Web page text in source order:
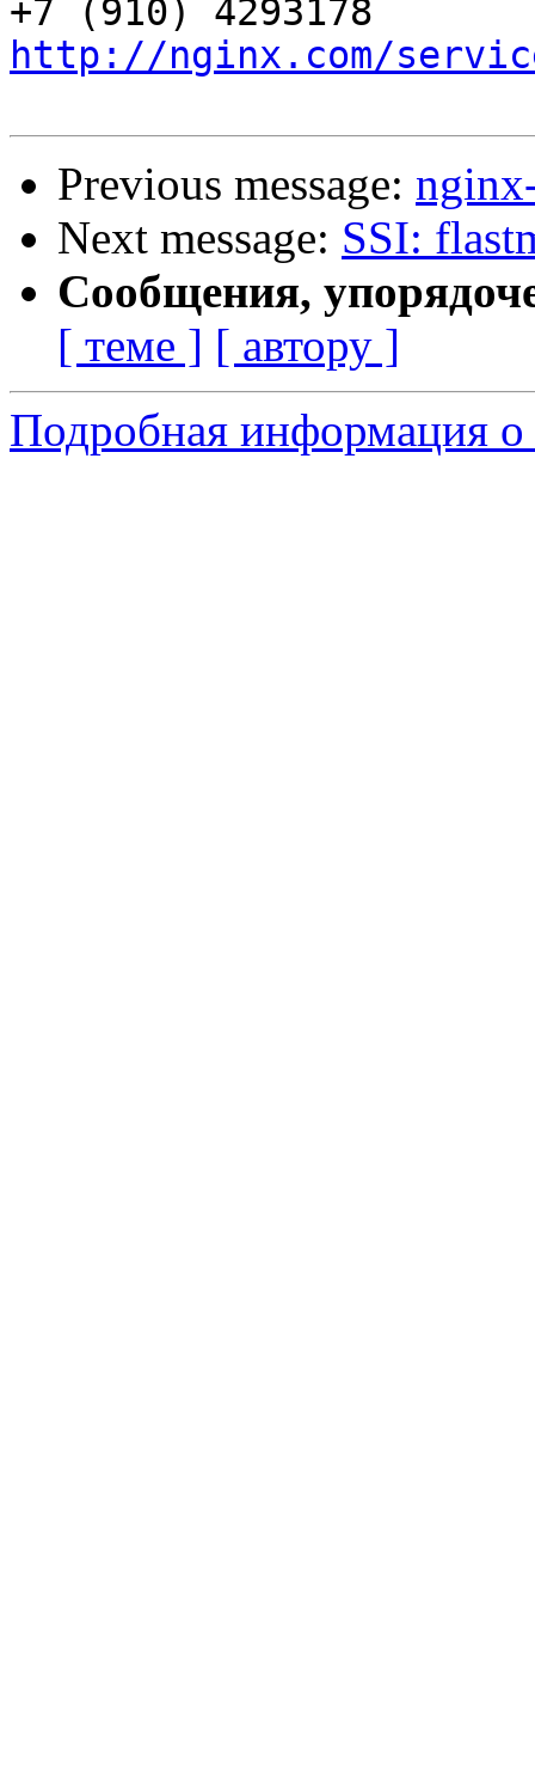
http://nginx.com/
Previous message:
Next message: SSI:
Сообщения,
[ теме ] [ автору ]
Подробная информация